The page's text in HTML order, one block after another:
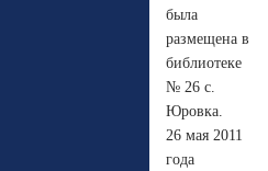
была
размещена в
библиотеке
№ 26 с.
Юровка.
26 мая 2011
года